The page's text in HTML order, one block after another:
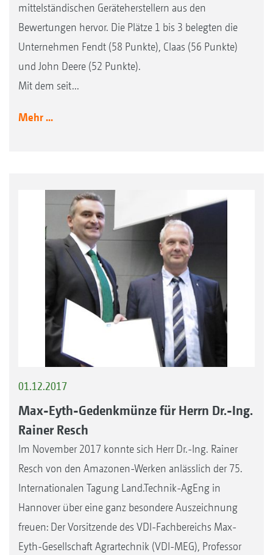
mittelständischen Geräteherstellern aus den
Bewertungen hervor. Die Plätze 1 bis 3 belegten die
Unternehmen Fendt (58 Punkte), Claas (56 Punkte)
und John Deere (52 Punkte).
Mit dem seit...
Mehr ...
01.12.2017
Max-Eyth-Gedenkmünze für Herrn Dr.-Ing.
Rainer Resch
Im November 2017 konnte sich Herr Dr.-Ing. Rainer
Resch von den Amazonen-Werken anlässlich der 75.
Internationalen Tagung Land.Technik-AgEng in
Hannover über eine ganz besondere Auszeichnung
freuen: Der Vorsitzende des VDI-Fachbereichs Max-
Eyth-Gesellschaft Agrartechnik (VDI-MEG), Professor